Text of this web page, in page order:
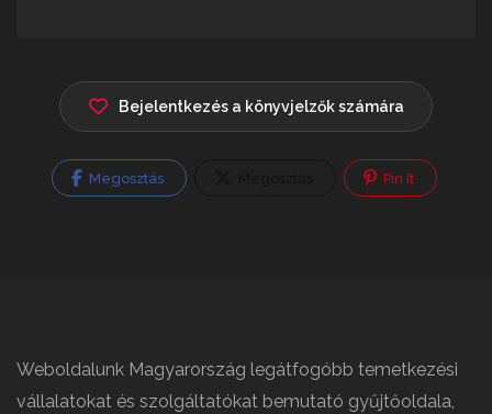
Bejelentkezés a könyvjelzők számára
Megosztás Pin It
Weboldalunk Magyarország legátfogóbb temetkezési
vállalatokat és szolgáltatókat bemutató gyűjtőoldala,